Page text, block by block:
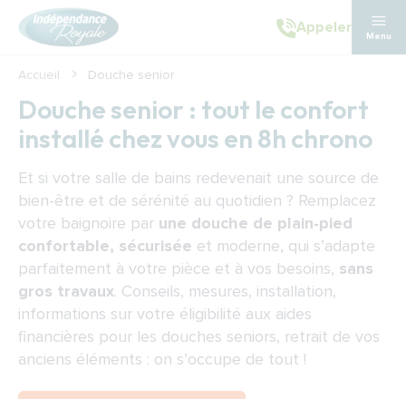
Aller au contenu principal
Appeler
Menu
Accueil Douche senior
Douche senior : tout le confort
installé chez vous en 8h chrono
Et si votre salle de bains redevenait une source de
bien-être et de sérénité au quotidien ? Remplacez
votre baignoire par une douche de plain-pied
confortable, sécurisée et moderne, qui s’adapte
parfaitement à votre pièce et à vos besoins, sans
gros travaux. Conseils, mesures, installation,
informations sur votre éligibilité aux aides
financières pour les douches seniors, retrait de vos
anciens éléments : on s’occupe de tout !